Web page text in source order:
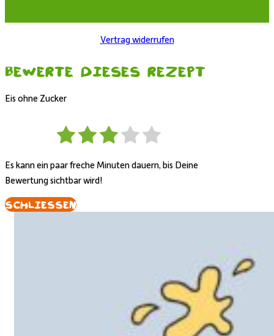
Vertrag widerrufen
Bewerte dieses Rezept
Eis ohne Zucker
Es kann ein paar freche Minuten dauern, bis Deine
Bewertung sichtbar wird!
Schliessen